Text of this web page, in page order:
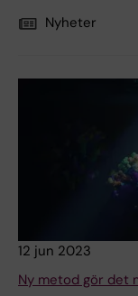
Nyheter
12 jun 2023
Ny metod gör det